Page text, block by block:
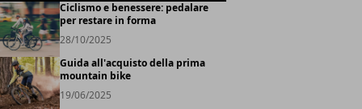
Ciclismo e benessere: pedalare
per restare in forma
28/10/2025
Guida all'acquisto della prima
mountain bike
19/06/2025